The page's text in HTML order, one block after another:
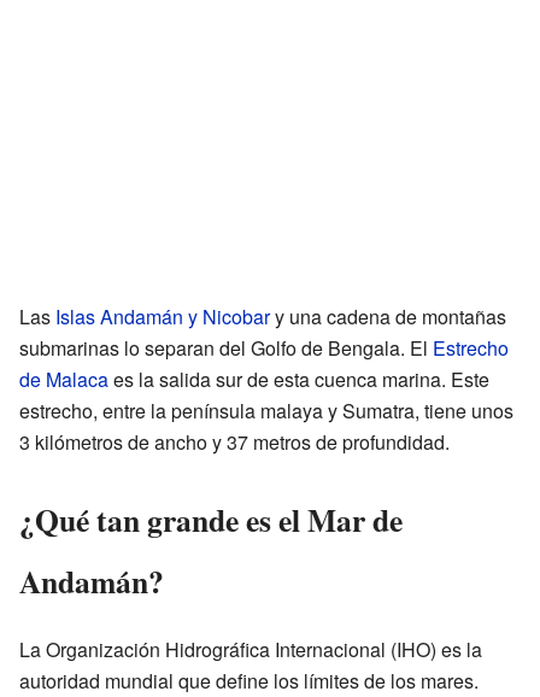
Las Islas Andamán y Nicobary una cadena de montañas
submarinas lo separan del Golfo de Bengala. El Estrecho
de Malacaes la salida sur de esta cuenca marina. Este
estrecho, entre la península malaya y Sumatra, tiene unos
3 kilómetros de ancho y 37 metros de profundidad.
¿Qué tan grande es el Mar de
Andamán?
La Organización Hidrográfica Internacional (IHO) es la
autoridad mundial que define los límites de los mares.